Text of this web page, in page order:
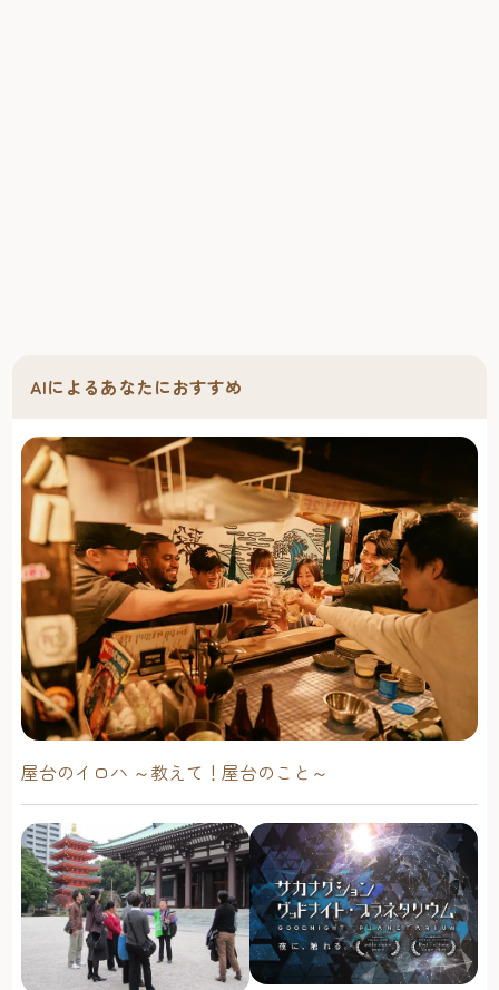
AIによるあなたにおすすめ
屋台のイロハ ～教えて！屋台のこと～